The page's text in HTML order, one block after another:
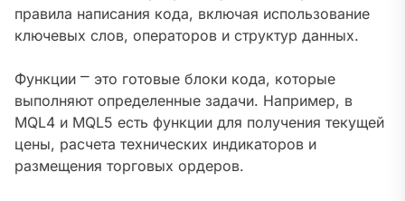
правила написания кода, включая использование
ключевых слов, операторов и структур данных.
Функции ⎻ это готовые блоки кода, которые
выполняют определенные задачи. Например, в
MQL4 и MQL5 есть функции для получения текущей
цены, расчета технических индикаторов и
размещения торговых ордеров.